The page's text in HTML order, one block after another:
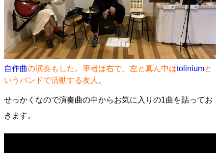
自作曲の演奏もした。筆者は右で、左と真ん中はtoliniumと
いうバンドで活動する友人。
せっかくなので演奏曲の中からお気に入りの1曲を貼ってお
きます。